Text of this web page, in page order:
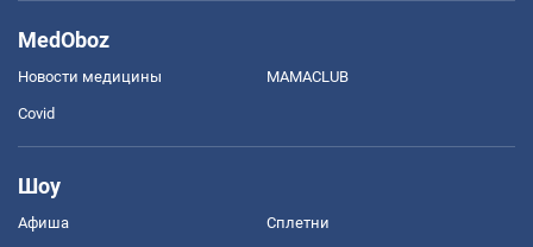
MedOboz
Новости медицины MAMACLUB
Covid
Шоу
Афиша Сплетни